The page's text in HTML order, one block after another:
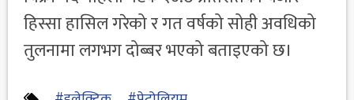
हिस्सा हासिल गरेको र गत वर्षको सोही अवधिको
तुलनामा लगभग दोब्बर भएको बताइएको छ।